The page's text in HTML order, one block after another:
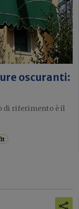
oscuranti:
di riferimento è il